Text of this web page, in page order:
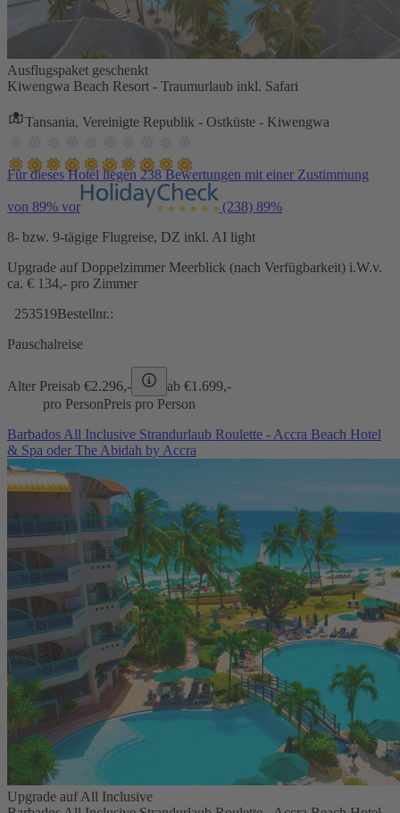
Ausflugspaket geschenkt
Kiwengwa Beach Resort - Traumurlaub inkl. Safari
Tansania, Vereinigte Republik - Ostküste - Kiwengwa
Für dieses Hotel liegen 238 Bewertungen mit einer Zustimmung
von 89% vor (238) 89%
8- bzw. 9-tägige Flugreise, DZ inkl. AI light
Upgrade auf Doppelzimmer Meerblick (nach Verfügbarkeit) i.W.v.
ca. € 134,- pro Zimmer
253519Bestellnr.:
Pauschalreise
Alter Preisab €2.296,- ab €1.699,-
pro PersonPreis pro Person
Barbados All Inclusive Strandurlaub Roulette - Accra Beach Hotel
& Spa oder The Abidah by Accra
Upgrade auf All Inclusive